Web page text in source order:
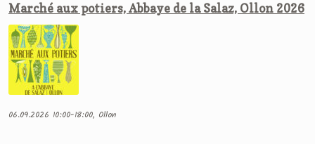
Marché aux potiers, Abbaye de la Salaz, Ollon 2026
06.09.2026 10:00-18:00, Ollon